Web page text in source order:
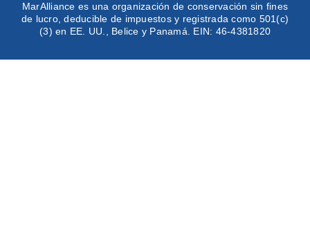
MarAlliance es una organización de conservación sin fines
de lucro, deducible de impuestos y registrada como 501(c)
(3) en EE. UU., Belice y Panamá. EIN: 46-4381820